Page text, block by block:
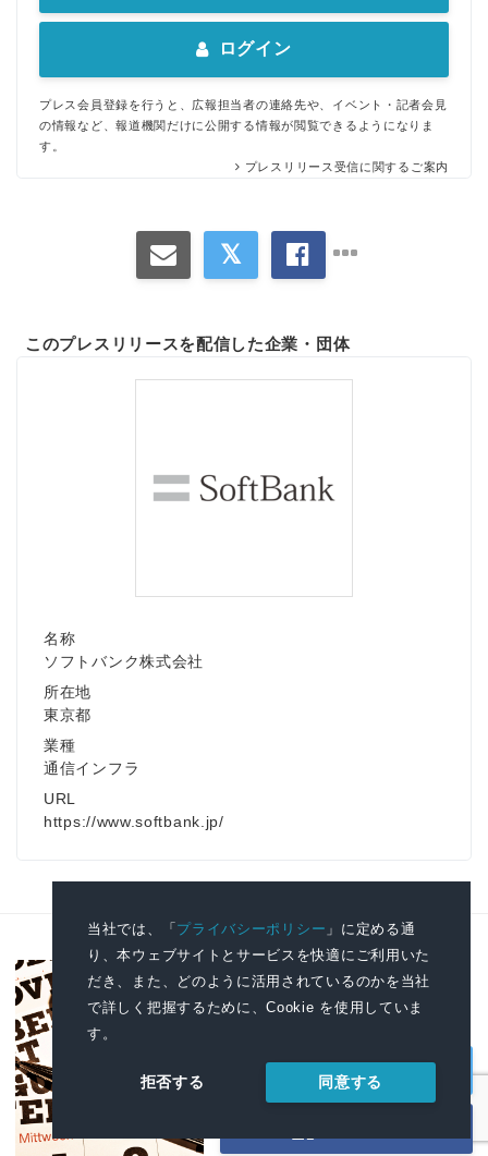
当社では、「プライバシーポリシー 」に定める通
り、本ウェブサイトとサービスを快適にご利用いた
だき、また、どのように活用されているのかを当社
で詳しく把握するために、Cookie を使用していま
す。
拒否する 同意する
ログイン
プレス会員登録を行うと、広報担当者の連絡先や、イベント・記者会見
の情報など、報道機関だけに公開する情報が閲覧できるようになりま
す。
プレスリリース受信に関するご案内
このプレスリリースを配信した企業・団体
名称
ソフトバンク株式会社
所在地
東京都
業種
通信インフラ
URL
https://www.softbank.jp/
SNSでも最新のプレスリリース情